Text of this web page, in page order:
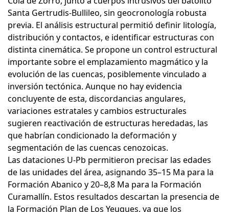
Santa Gertrudis-Bullileo, sin geocronología robusta
previa. El análisis estructural permitió definir litología,
distribución y contactos, e identificar estructuras con
distinta cinemática. Se propone un control estructural
importante sobre el emplazamiento magmático y la
evolución de las cuencas, posiblemente vinculado a
inversión tectónica. Aunque no hay evidencia
concluyente de esta, discordancias angulares,
variaciones estratales y cambios estructurales
sugieren reactivación de estructuras heredadas, las
que habrían condicionado la deformación y
segmentación de las cuencas cenozoicas.
Las dataciones U-Pb permitieron precisar las edades
de las unidades del área, asignando 35–15 Ma para la
Formación Abanico y 20–8,8 Ma para la Formación
Curamallín. Estos resultados descartan la presencia de
la Formación Plan de Los Yeuques, ya que los